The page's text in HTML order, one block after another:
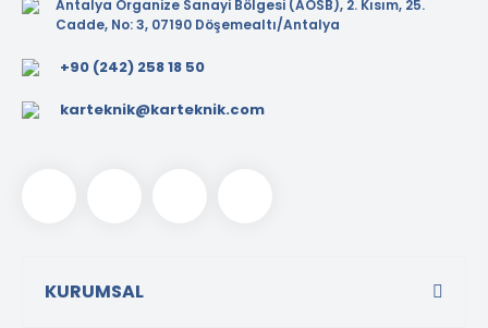
Antalya Organize Sanayi Bölgesi (AOSB), 2. Kısım, 25.
Cadde, No: 3, 07190 Döşemealtı/Antalya
+90 (242) 258 18 50
karteknik@karteknik.com
KURUMSAL